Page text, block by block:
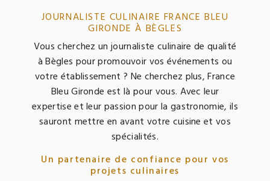
JOURNALISTE CULINAIRE FRANCE BLEU
GIRONDE À BÈGLES
Vous cherchez un journaliste culinaire de qualité
à Bègles pour promouvoir vos événements ou
votre établissement ? Ne cherchez plus, France
Bleu Gironde est là pour vous. Avec leur
expertise et leur passion pour la gastronomie, ils
sauront mettre en avant votre cuisine et vos
spécialités.
Un partenaire de confiance pour vos
projets culinaires